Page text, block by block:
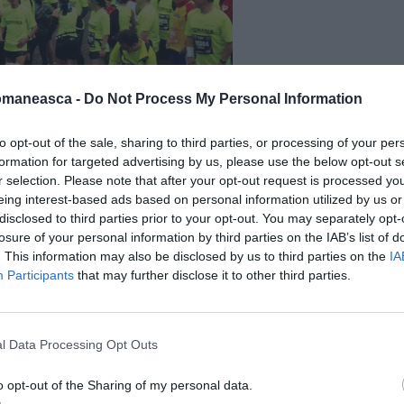
- Do Not Process My Personal Information
opt-out of the sale, sharing to third parties, or processing of your
for targeted advertising by us, please use the below opt-out
selection. Please note that after your opt-out request is processed
interest-based ads based on personal information utilized by us
to third parties prior to your opt-out. You may separately
of your personal information by third parties on the IAB’s list of
This information may also be disclosed by us to third parties on the
Participants that may further disclose it to other third parties.
Data Processing Opt Outs
opt-out of the Sharing of my personal data.
cu drapelul României, la77 de maratoane,
țării noastre în alergare. „De asemenea,
a 22 de state și steagurile de
Am purtat în maratoane de
mai spune Ilie Roșu, foarte
fi fost oricare dintre noi după mai bine de
a alergat la Maratonul de la Barcelona